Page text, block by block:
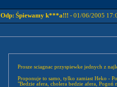
Odp: Śpiewamy k***a!!! - 01/06/2005
Prosze sciagnac przyspiewke jednych z
Proponuje to samo, tylko zamiast Heko -
"Bedzie afera, cholera bedzie afera, Pogoń